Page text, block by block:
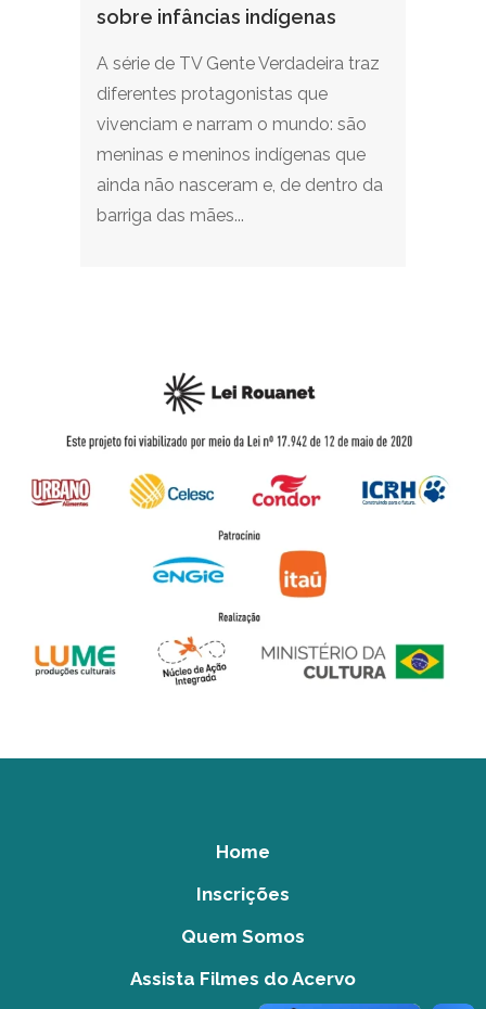
sobre infâncias indígenas
A série de TV Gente Verdadeira traz
diferentes protagonistas que
vivenciam e narram o mundo: são
meninas e meninos indígenas que
ainda não nasceram e, de dentro da
barriga das mães...
Home
Inscrições
Quem Somos
Assista Filmes do Acervo